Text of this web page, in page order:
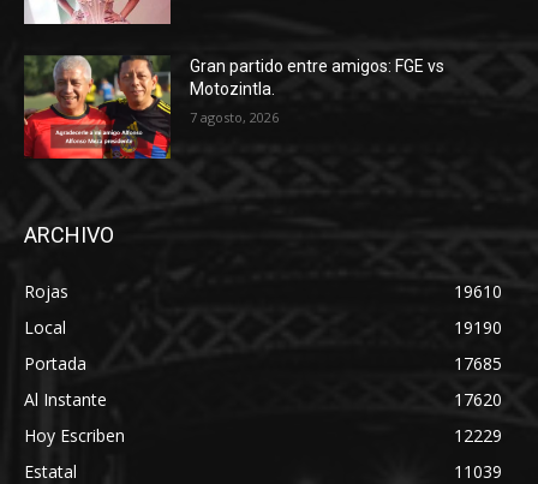
Gran partido entre amigos: FGE vs
Motozintla.
7 agosto, 2026
ARCHIVO
Rojas
19610
Local
19190
Portada
17685
Al Instante
17620
Hoy Escriben
12229
Estatal
11039